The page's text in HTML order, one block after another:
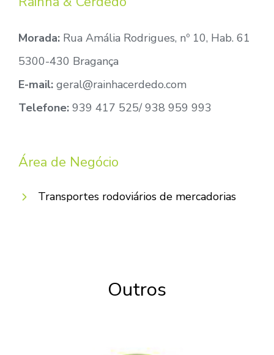
Morada: Rua Amália Rodrigues, nº 10, Hab. 61
5300-430 Bragança
E-mail: geral@rainhacerdedo.com
Telefone: 939 417 525/ 938 959 993
Área de Negócio
Transportes rodoviários de mercadorias
Outros